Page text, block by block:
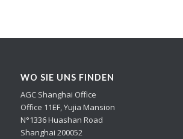
WO SIE UNS FINDEN
AGC Shanghai Office
Office 11EF, Yujia Mansion
N°1336 Huashan Road
Shanghai 200052